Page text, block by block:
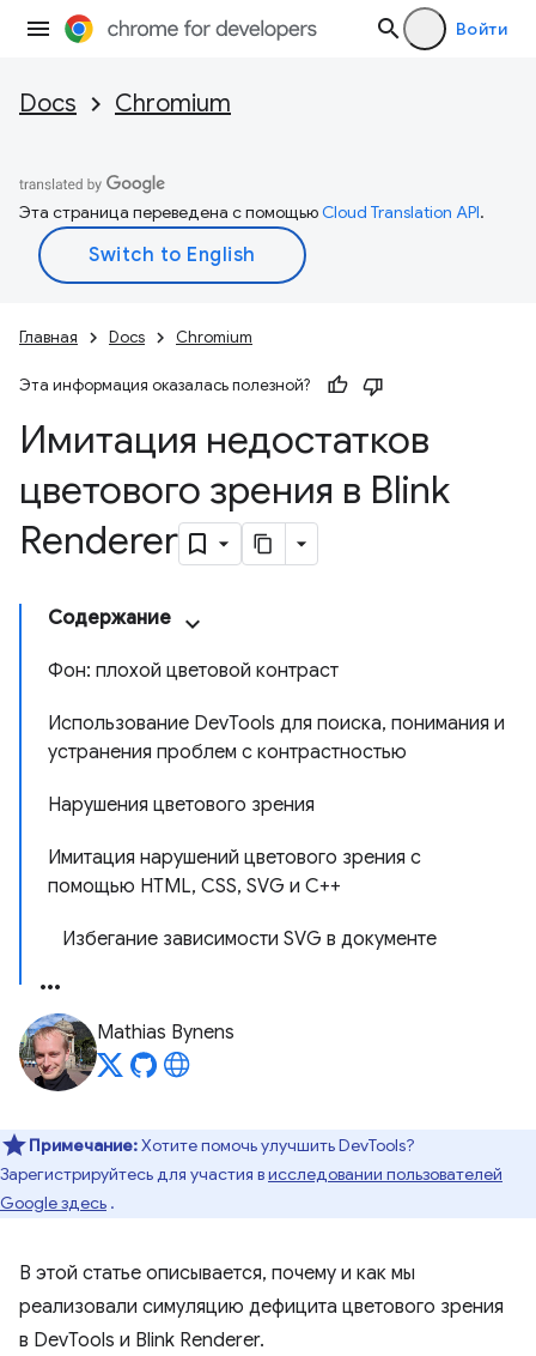
Войти
Docs Chromium
Эта страница переведена с помощьюCloud Translation API.
Главная Docs Chromium
Эта информация оказалась полезной?
Имитация недостатков
цветового зрения в Blink
Renderer
Содержание
Фон: плохой цветовой контраст
Использование DevTools для поиска, понимания и
устранения проблем с контрастностью
Нарушения цветового зрения
Имитация нарушений цветового зрения с
помощью HTML, CSS, SVG и C++
Избегание зависимости SVG в документе
Mathias Bynens
Примечание:Хотите помочь улучшить DevTools?
Зарегистрируйтесь для участия висследовании пользователей
Google здесь .
В этой статье описывается, почему и как мы
реализовали симуляцию дефицита цветового зрения
в DevTools и Blink Renderer.